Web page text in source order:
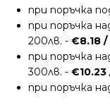
при поръчка
при поръчка
200лв. - €8.18 /
при поръчка
300лв. - €10.23
при поръчка